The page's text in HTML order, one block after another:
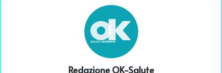
Redazione OK-Salute